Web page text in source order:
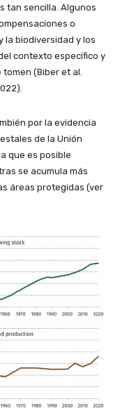
tan sencilla. Algunos
o
la biodiversidad y los
contexto específico y
(Biber et al.
por la evidencia
de la Unión
que es posible
se acumula más
áreas protegidas (ver